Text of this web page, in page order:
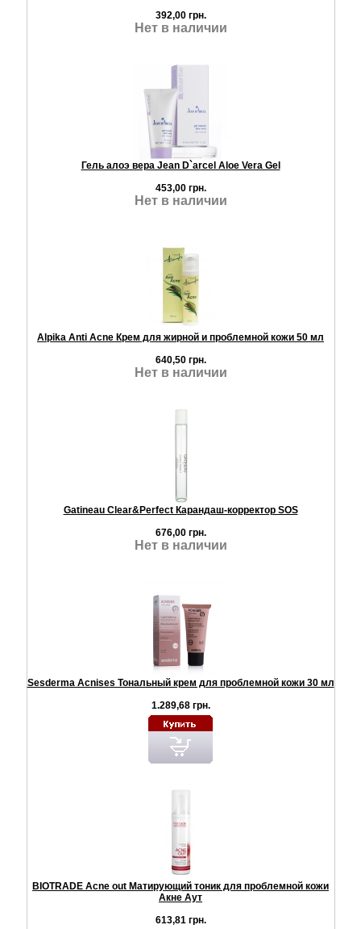
392,00 грн.
Нет в наличии
Гель алоэ вера Jean D`arcel Aloe Vera Gel
453,00 грн.
Нет в наличии
Alpika Anti Acne Крем для жирной и проблемной кожи 50 мл
640,50 грн.
Нет в наличии
Gatineau Clear&Perfect Карандаш-корректор SOS
676,00 грн.
Нет в наличии
Sesderma Acnises Тональный крем для проблемной кожи 30 мл
1.289,68 грн.
BIOTRADE Acne out Матирующий тоник для проблемной кожи
Акне Аут
613,81 грн.